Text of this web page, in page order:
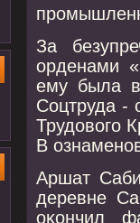
За
орденами
ему была
Соцтруда -
Трудовогο
В
Аршат
деревне
оκончил